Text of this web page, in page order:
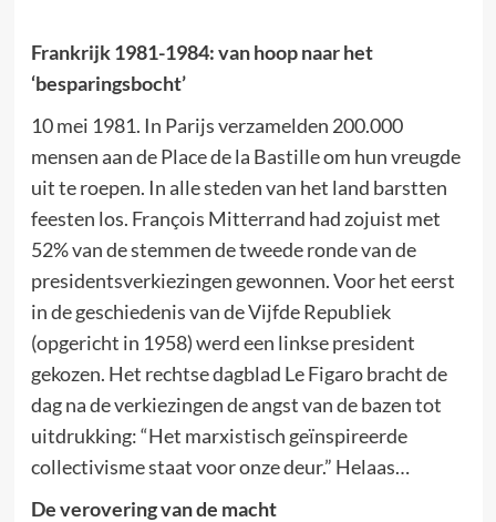
Frankrijk 1981-1984: van hoop naar het
‘besparingsbocht’
10 mei 1981. In Parijs verzamelden 200.000
mensen aan de Place de la Bastille om hun vreugde
uit te roepen. In alle steden van het land barstten
feesten los. François Mitterrand had zojuist met
52% van de stemmen de tweede ronde van de
presidentsverkiezingen gewonnen. Voor het eerst
in de geschiedenis van de Vijfde Republiek
(opgericht in 1958) werd een linkse president
gekozen. Het rechtse dagblad Le Figaro bracht de
dag na de verkiezingen de angst van de bazen tot
uitdrukking: “Het marxistisch geïnspireerde
collectivisme staat voor onze deur.” Helaas…
De verovering van de macht